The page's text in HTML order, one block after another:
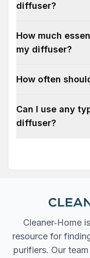
diffuser?
How much
my diffuser?
How often
Can I use any
diffuser?
Cleaner‐Home
resource for
purifiers. Our